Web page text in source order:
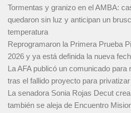
Tormentas y granizo en el AMBA:
quedaron sin luz y anticipan un
temperatura
Reprogramaron la Primera Prueba
2026 y ya está definida la nueva
La AFA publicó un comunicado para
tras el fallido proyecto para
La senadora Sonia Rojas Decut
también se aleja de Encuentro